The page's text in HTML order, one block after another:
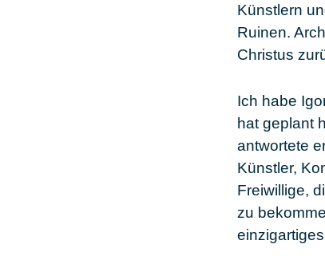
Künstlern
Ruinen.
Christus
Ich habe
hat geplant
antwortete
Künstler,
Freiwillige,
zu